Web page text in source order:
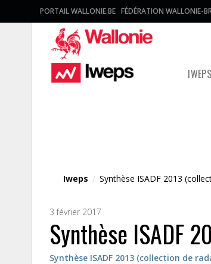
PORTAIL WALLONIE.BE FÉDÉRATION WALLONIE-
IWEPS
Iweps / Synthèse ISADF 2013
3 février 2017
Synthèse ISADF
Synthèse ISADF 2013 (collection de